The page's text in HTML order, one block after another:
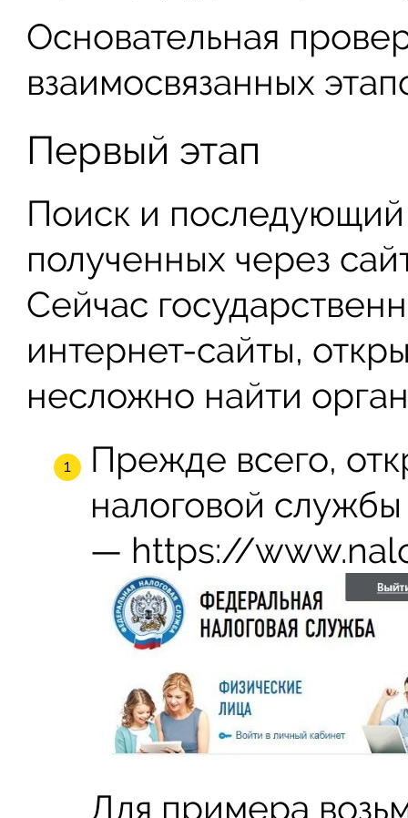
Основательная
взаимосвязанных
Первый этап
Поиск и
полученных через
Сейчас
интернет-сайты,
несложно найти
Прежде всего,
налоговой
— https://
Для примера